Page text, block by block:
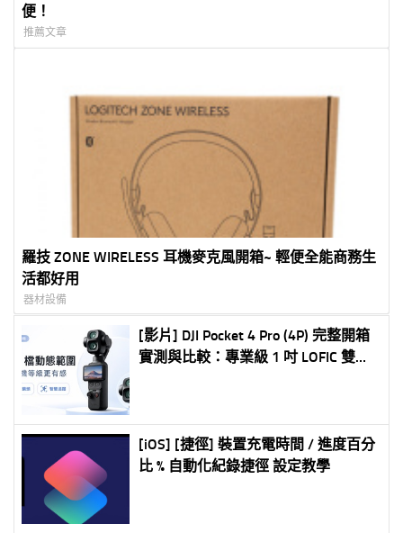
便！
推薦文章
羅技 ZONE WIRELESS 耳機麥克風開箱~ 輕便全能商務生
活都好用
器材設備
[影片] DJI Pocket 4 Pro (4P) 完整開箱
實測與比較：專業級 1 吋 LOFIC 雙鏡
[iOS] [捷徑] 裝置充電時間 / 進度百分
比 % 自動化紀錄捷徑 設定教學